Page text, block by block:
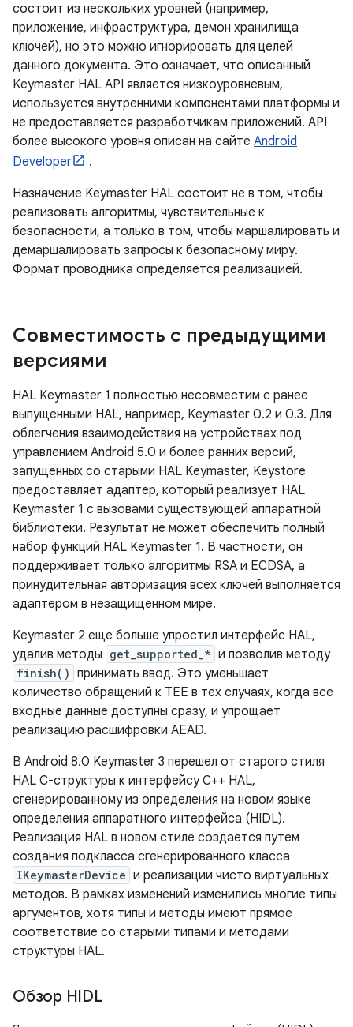
состоит из нескольких уровней (например,
приложение, инфраструктура, демон хранилища
ключей), но это можно игнорировать для целей
данного документа. Это означает, что описанный
Keymaster HAL API является низкоуровневым,
используется внутренними компонентами платформы и
не предоставляется разработчикам приложений. API
более высокого уровня описан на сайте Android
Developer
.
Назначение Keymaster HAL состоит не в том, чтобы
реализовать алгоритмы, чувствительные к
безопасности, а только в том, чтобы маршалировать и
демаршалировать запросы к безопасному миру.
Формат проводника определяется реализацией.
Совместимость с предыдущими
версиями
HAL Keymaster 1 полностью несовместим с ранее
выпущенными HAL, например, Keymaster 0.2 и 0.3. Для
облегчения взаимодействия на устройствах под
управлением Android 5.0 и более ранних версий,
запущенных со старыми HAL Keymaster, Keystore
предоставляет адаптер, который реализует HAL
Keymaster 1 с вызовами существующей аппаратной
библиотеки. Результат не может обеспечить полный
набор функций HAL Keymaster 1. В частности, он
поддерживает только алгоритмы RSA и ECDSA, а
принудительная авторизация всех ключей выполняется
адаптером в незащищенном мире.
Keymaster 2 еще больше упростил интерфейс HAL,
удалив методы get_supported_* и позволив методу
finish() принимать ввод. Это уменьшает
количество обращений к TEE в тех случаях, когда все
входные данные доступны сразу, и упрощает
реализацию расшифровки AEAD.
В Android 8.0 Keymaster 3 перешел от старого стиля
HAL C-структуры к интерфейсу C++ HAL,
сгенерированному из определения на новом языке
определения аппаратного интерфейса (HIDL).
Реализация HAL в новом стиле создается путем
создания подкласса сгенерированного класса
IKeymasterDevice и реализации чисто виртуальных
методов. В рамках изменений изменились многие типы
аргументов, хотя типы и методы имеют прямое
соответствие со старыми типами и методами
структуры HAL.
Обзор HIDL